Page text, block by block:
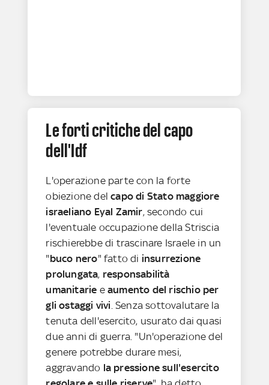
Le forti critiche del capo
dell'Idf
L'operazione parte con la forte
obiezione delcapo di Stato maggiore
israeliano Eyal Zamir, secondo cui
l'eventuale occupazione della Striscia
rischierebbe di trascinare Israele in un
"buco nero" fatto di insurrezione
prolungata, responsabilità
umanitarie eaumento del rischio per
gli ostaggi vivi . Senza sottovalutare la
tenuta dell'esercito, usurato dai quasi
due anni di guerra. "Un'operazione del
genere potrebbe durare mesi,
aggravando la pressione sull'esercito